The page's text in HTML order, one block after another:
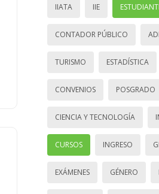
IIATA IIE
CONTADOR PÚBLICO
TURISMO ESTADÍSTICA
CONVENIOS POSGRADO
CIENCIA Y TECNOLOGÍA
CURSOS INGRESO
EXÁMENES GÉNERO